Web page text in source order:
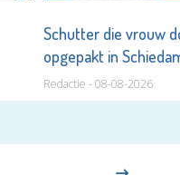
Schutter die vrouw
opgepakt in
Redactie - 08-08-2026